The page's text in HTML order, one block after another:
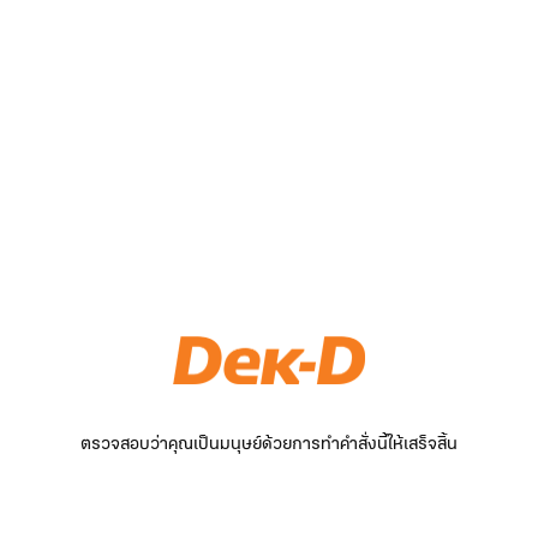
ตรวจสอบว่าคุณเป็นมนุษย์ด้วยการทำคำสั่งนี้ให้เสร็จสิ้น